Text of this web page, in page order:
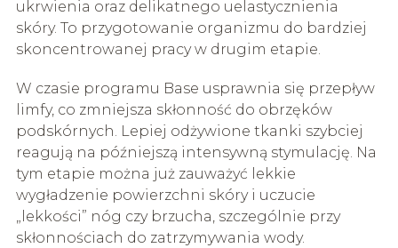
ukrwienia oraz delikatnego uelastycznienia
skóry. To przygotowanie organizmu do bardziej
skoncentrowanej pracy w drugim etapie.
W czasie programu Base usprawnia się przepływ
limfy, co zmniejsza skłonność do obrzęków
podskórnych. Lepiej odżywione tkanki szybciej
reagują na późniejszą intensywną stymulację. Na
tym etapie można już zauważyć lekkie
wygładzenie powierzchni skóry i uczucie
„lekkości” nóg czy brzucha, szczególnie przy
skłonnościach do zatrzymywania wody.